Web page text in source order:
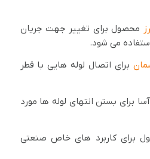
محصول برای تغییر جهت جریان
می شود.
برای اتصال لوله هایی با قطر
آسا برای بستن انتهای لوله ها مورد
برای کاربرد های خاص صنعتی